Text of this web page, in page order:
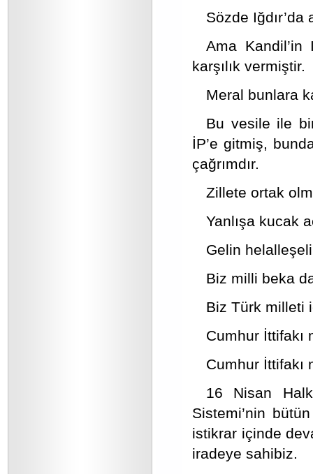
Sözde Iğdır’da
Ama Kandil’in
karşılık vermiştir.
Meral bunlara
Bu vesile ile
İP’e gitmiş,
çağrımdır.
Zillete ortak
Yanlışa kucak
Gelin
Biz milli beka
Biz Türk milleti
Cumhur İttifakı
Cumhur İttifakı
16 Nisan
Sistemi’nin
istikrar içinde
iradeye sahibiz.